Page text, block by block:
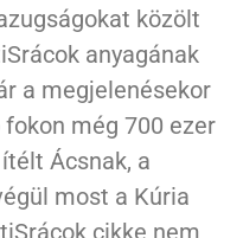
közölt
anyagának
a megjelenésekor
még 700 ezer
Ácsnak, a
most a Kúria